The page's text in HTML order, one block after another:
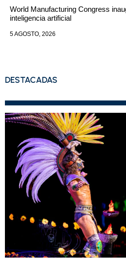
World Manufacturing Congress
inteligencia artificial
5 AGOSTO, 2026
DESTACADAS